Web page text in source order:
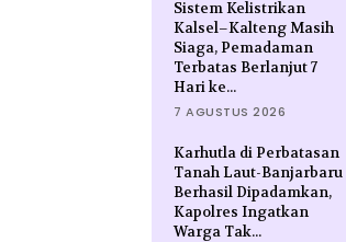
Sistem Kelistrikan
Kalsel–Kalteng Masih
Siaga, Pemadaman
Terbatas Berlanjut 7
Hari ke...
7 AGUSTUS 2026
Karhutla di Perbatasan
Tanah Laut-Banjarbaru
Berhasil Dipadamkan,
Kapolres Ingatkan
Warga Tak...